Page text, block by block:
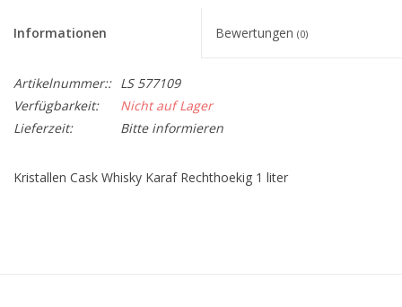
Informationen Bewertungen (0)
Artikelnummer:: LS 577109
Verfügbarkeit:
Nicht auf Lager
Lieferzeit:
Bitte informieren
Kristallen Cask Whisky Karaf Rechthoekig 1 liter